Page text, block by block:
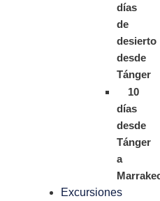
días
de
desierto
desde
Tánger
10
días
desde
Tánger
a
Excursiones